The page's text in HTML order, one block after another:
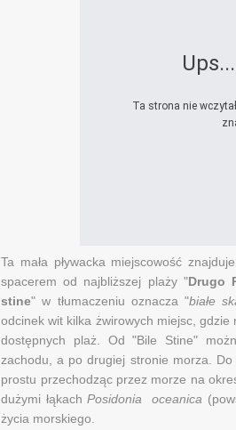
Ta strona nie
Ta mała pływacka miejscowość
spacerem od najbliższej plaży "Drugo
stine" w tłumaczeniu oznacza "białe
odcinek wit kilka żwirowych miejsc, gdzie
dostępnych plaż. Od "Bile Stine"
zachodu, a po drugiej stronie morza.
prostu przechodząc przez morze na
dużymi łąkachPosidonia oceanica
życia morskiego.